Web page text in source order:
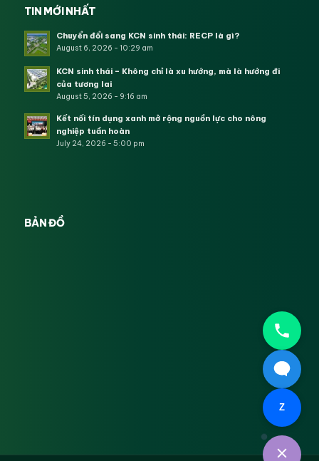
TIN MỚI NHẤT
Chuyển đổi sang KCN sinh thái: RECP là gì?
August 6, 2026 - 10:29 am
KCN sinh thái – Không chỉ là xu hướng, mà là hướng đi
của tương lai
August 5, 2026 - 9:16 am
Kết nối tín dụng xanh mở rộng nguồn lực cho nông
nghiệp tuần hoàn
July 24, 2026 - 5:00 pm
BẢN ĐỒ
Z